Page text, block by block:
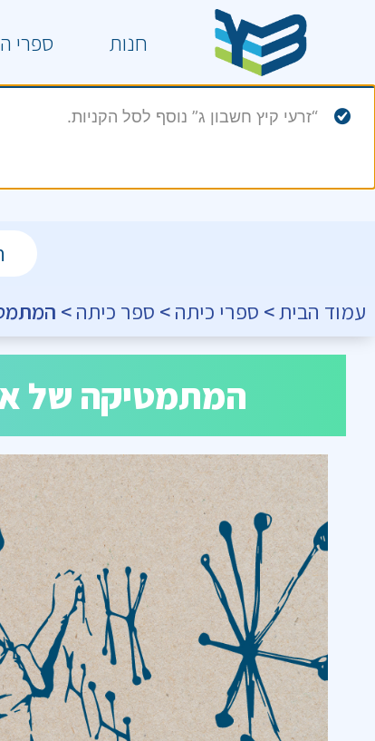
חנות ספרי
“זרעי קיץ חשבון ג” נוסף לסל הקניות.
עמוד הבית> ספרי כיתה> ספר כיתה> המתמטיקה של
המתמטיקה של אנקורי 3 יח"ל חלק ב'